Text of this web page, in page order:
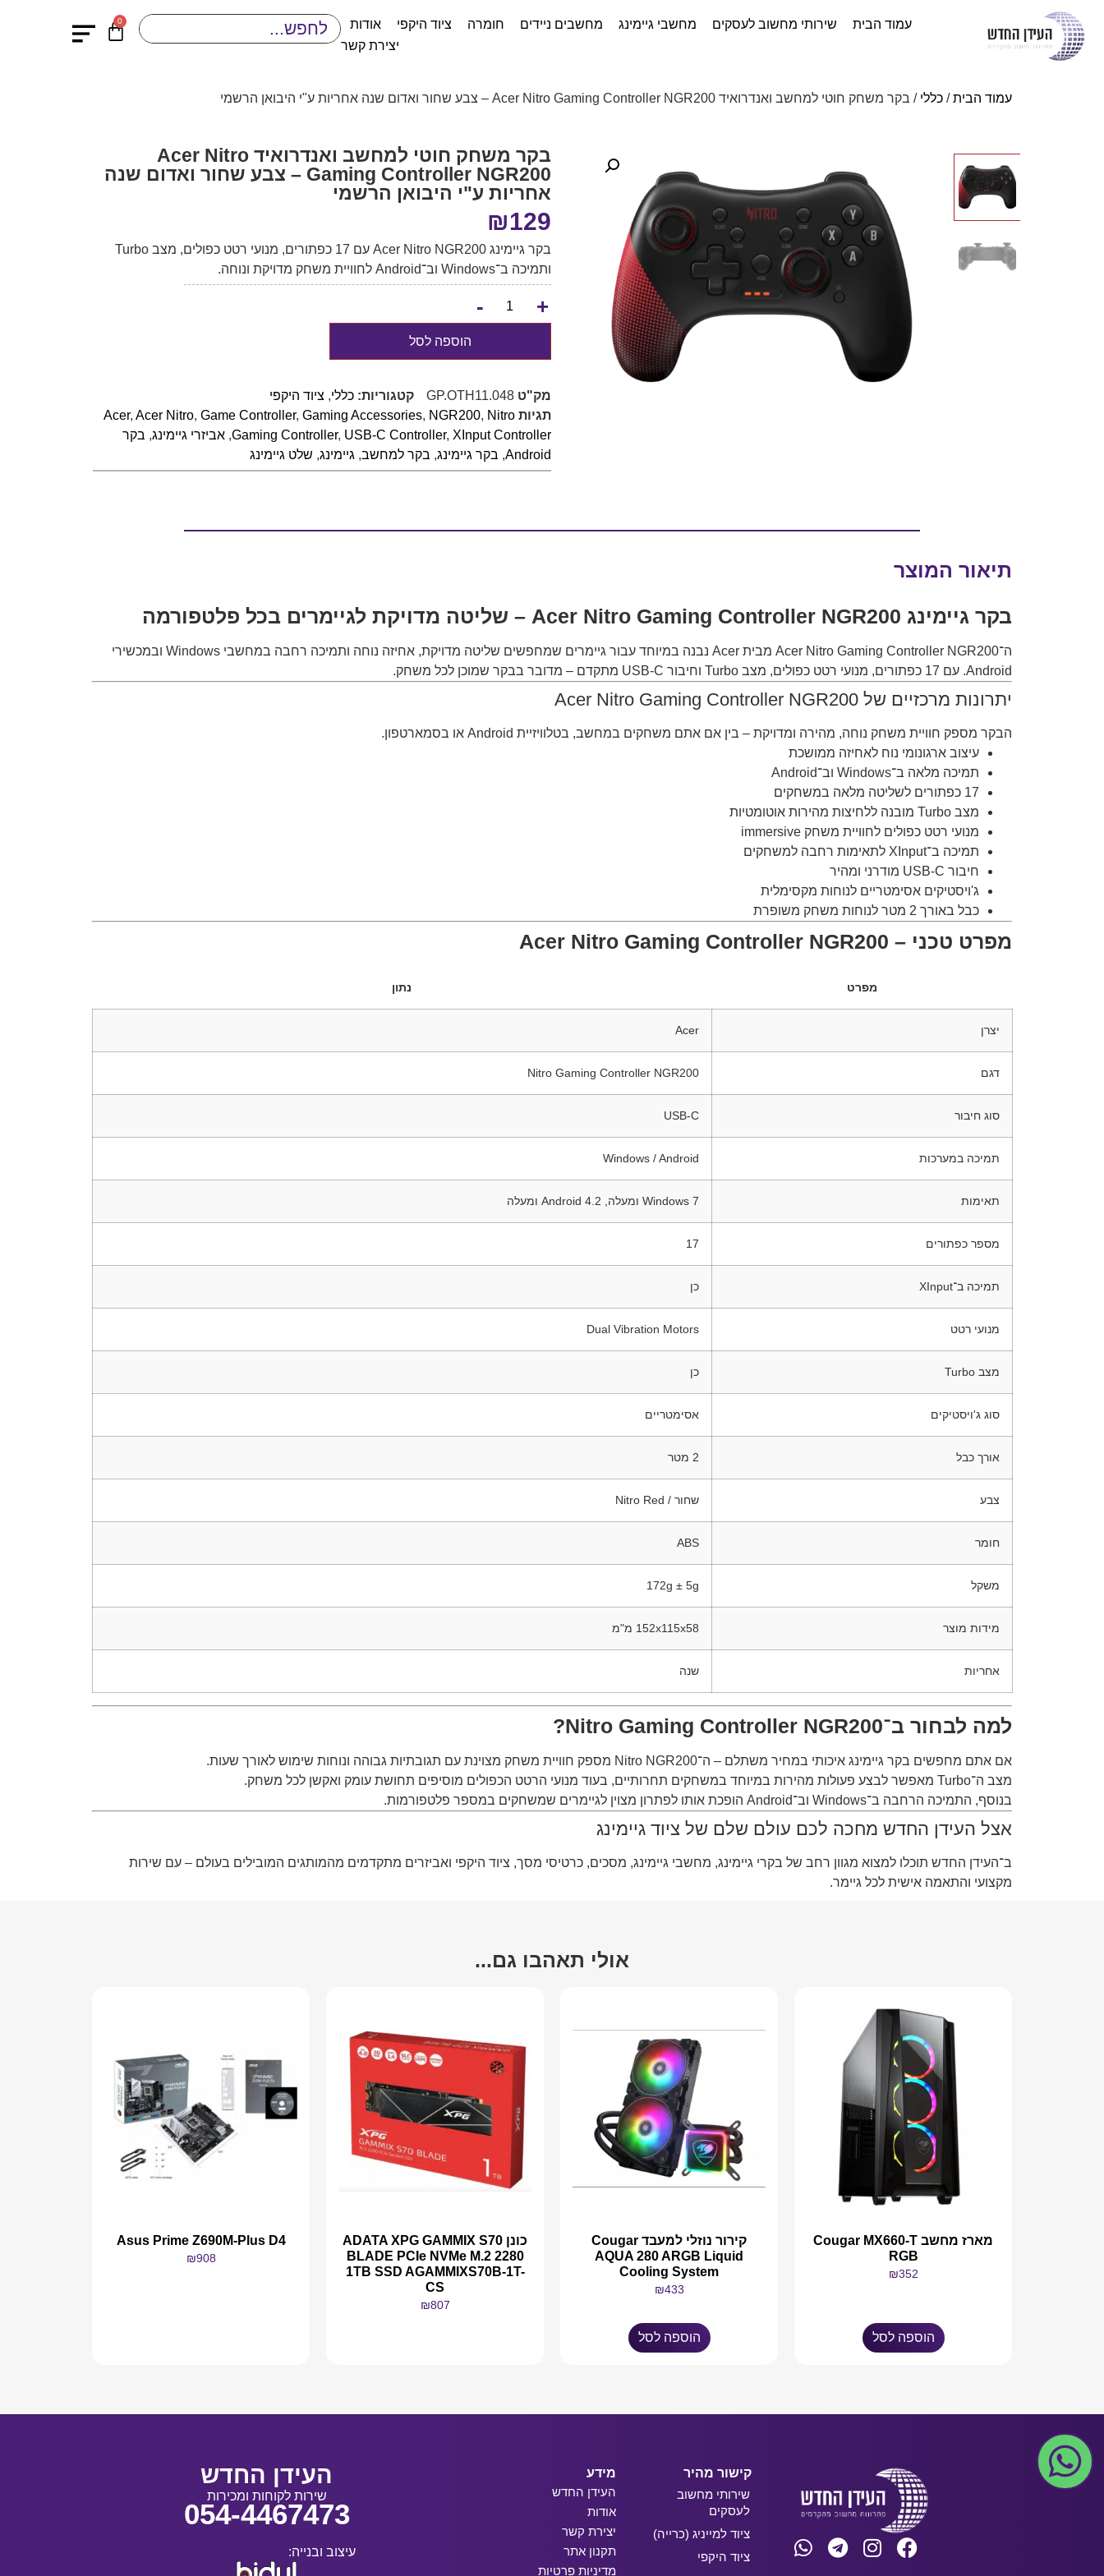
עמוד הבית שירותי מחשוב לעסקים מחשבי גיימינג מחשבים ניידים חומרה ציוד היקפי
אודות
יצירת קשר
0
עמוד הבית/ כללי / בקר משחק חוטי למחשב ואנדרואיד Acer Nitro Gaming Controller NGR200 – צבע שחור ואדום שנה אחריות ע"י היבואן הרשמי
בקר משחק חוטי למחשב ואנדרואיד Acer Nitro
Gaming Controller NGR200 – צבע שחור ואדום שנה
אחריות ע"י היבואן הרשמי
₪129
בקר גיימינג Acer Nitro NGR200 עם 17 כפתורים, מנועי רטט כפולים, מצב Turbo
ותמיכה ב־Windows וב־Android לחוויית משחק מדויקת ונוחה.
+
-
הוספה לסל
מק"ט GP.OTH11.048 קטגוריות: כללי, ציוד היקפי
תגיות
Acer, Acer Nitro, Game Controller, Gaming Accessories, NGR200, Nitro
Gaming Controller, USB-C Controller, XInput Controller
, אביזרי גיימינג, בקר
Android
, בקר גיימינג, בקר למחשב, גיימינג, שלט גיימינג
תיאור המוצר
בקר גיימינג Acer Nitro Gaming Controller NGR200 – שליטה מדויקת לגיימרים בכל פלטפורמה
ה־Acer Nitro Gaming Controller NGR200 מבית Acer
נבנה במיוחד עבור גיימרים שמחפשים שליטה מדויקת, אחיזה נוחה ותמיכה רחבה במחשבי Windows ובמכשירי
Android. עם 17 כפתורים, מנועי רטט כפולים, מצב Turbo וחיבור USB-C מתקדם – מדובר בבקר שמוכן לכל משחק.
יתרונות מרכזיים של Acer Nitro Gaming Controller NGR200
הבקר מספק חוויית משחק נוחה, מהירה ומדויקת – בין אם אתם משחקים במחשב, בטלוויזיית Android או בסמארטפון.
עיצוב ארגונומי נוח לאחיזה ממושכת
תמיכה מלאה ב־Windows וב־Android
17 כפתורים לשליטה מלאה במשחקים
מצב Turbo מובנה ללחיצות מהירות אוטומטיות
מנועי רטט כפולים לחוויית משחק immersive
תמיכה ב־XInput לתאימות רחבה למשחקים
חיבור USB-C מודרני ומהיר
ג'ויסטיקים אסימטריים לנוחות מקסימלית
כבל באורך 2 מטר לנוחות משחק משופרת
מפרט טכני – Acer Nitro Gaming Controller NGR200
מפרט נתון
יצרן Acer
דגם Nitro Gaming Controller NGR200
סוג חיבור USB-C
תמיכה במערכות Windows / Android
תאימות Windows 7 ומעלה, Android 4.2 ומעלה
מספר כפתורים 17
תמיכה ב־XInput כן
מנועי רטט Dual Vibration Motors
מצב Turbo כן
סוג ג'ויסטיקים אסימטריים
אורך כבל 2 מטר
צבע שחור / Nitro Red
חומר ABS
משקל 172g ± 5g
מידות מוצר 152x115x58 מ"מ
אחריות שנה
למה לבחור ב־Nitro Gaming Controller NGR200?
אם אתם מחפשים בקר גיימינג איכותי במחיר משתלם – ה־Nitro NGR200 מספק חוויית משחק מצוינת עם תגובתיות גבוהה ונוחות שימוש לאורך שעות.
מצב ה־Turbo מאפשר לבצע פעולות מהירות במיוחד במשחקים תחרותיים, בעוד מנועי הרטט הכפולים מוסיפים תחושת עומק ואקשן לכל משחק.
בנוסף, התמיכה הרחבה ב־Windows וב־Android הופכת אותו לפתרון מצוין לגיימרים שמשחקים במספר פלטפורמות.
אצל העידן החדש מחכה לכם עולם שלם של ציוד גיימינג
ב־העידן החדש תוכלו למצוא מגוון רחב של בקרי גיימינג, מחשבי גיימינג, מסכים, כרטיסי מסך, ציוד היקפי ואביזרים מתקדמים מהמותגים המובילים בעולם – עם שירות
מקצועי והתאמה אישית לכל גיימר.
אולי תאהבו גם...
מארז מחשב Cougar MX660-T
RGB
₪352
הוספה לסל
קירור נוזלי למעבד Cougar
AQUA 280 ARGB Liquid
Cooling System
₪433
הוספה לסל
כונן ADATA XPG GAMMIX S70
BLADE PCIe NVMe M.2 2280
1TB SSD AGAMMIXS70B-1T-
CS
₪807
Asus Prime Z690M-Plus D4
₪908
קישור מהיר
שירותי מחשוב
לעסקים
ציוד למייניג (כרייה)
ציוד היקפי
מידע
העידן החדש
אודות
יצירת קשר
תקנון אתר
מדיניות פרטיות
העידן החדש
שירות לקוחות ומכירות
054-4467473
עיצוב ובנייה: